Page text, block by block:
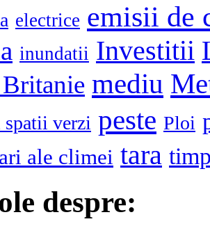
electrice emisii de
inundatii Investitii
mediu
spatii verzi peste Ploi
ale climei tara
despre: